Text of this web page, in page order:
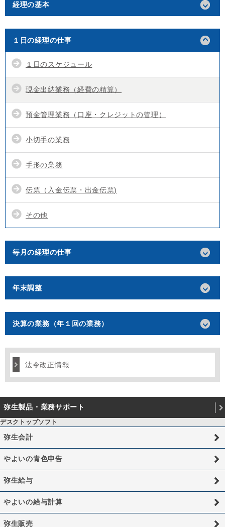
経理の基本
１日の経理の仕事
１日のスケジュール
現金出納業務（経費の精算）
預金管理業務（口座・クレジットの管理）
小切手の業務
手形の業務
伝票（入金伝票・出金伝票)
その他
毎月の経理の仕事
年末調整
決算の業務（年１回の業務）
法令改正情報
弥生製品・業務サポート
デスクトップソフト
弥生会計
やよいの青色申告
弥生給与
やよいの給与計算
弥生販売